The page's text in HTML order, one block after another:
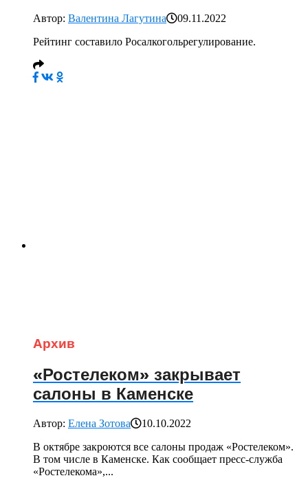
Автор: Валентина Лагутина
09.11.2022
Рейтинг составило Росалкогольрегулирование.
Архив
«Ростелеком» закрывает
салоны в Каменске
Автор: Елена Зотова
10.10.2022
В октябре закроются все салоны продаж «Ростелеком».
В том числе в Каменске. Как сообщает пресс-служба
«Ростелекома»,...